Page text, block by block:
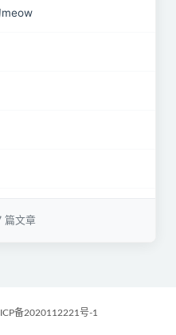
meow
篇文章
备2020112221号-1